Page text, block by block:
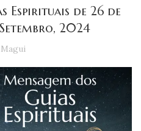
Espirituais de 26 de
2024
Magui